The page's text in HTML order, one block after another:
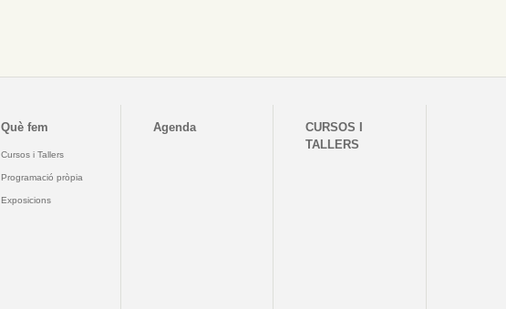
Què fem
Cursos i Tallers
Programació pròpia
Exposicions
Agenda
CURSOS I
TALLERS